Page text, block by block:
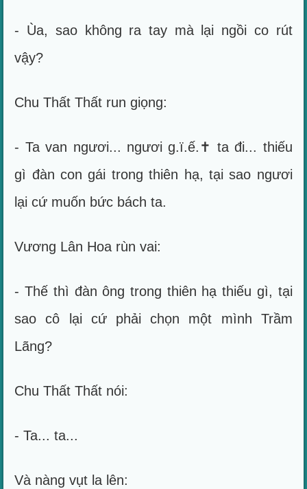
- Ùa, sao không ra tay mà lại ngồi co rút
vậy?
Chu Thất Thất run giọng:
- Ta van ngươi... ngươi g.ï.ế.✝ ta đi... thiếu
gì đàn con gái trong thiên hạ, tại sao ngươi
lại cứ muốn bức bách ta.
Vương Lân Hoa rùn vai:
- Thế thì đàn ông trong thiên hạ thiếu gì, tại
sao cô lại cứ phải chọn một mình Trầm
Lãng?
Chu Thất Thất nói:
- Ta... ta...
Và nàng vụt la lên: